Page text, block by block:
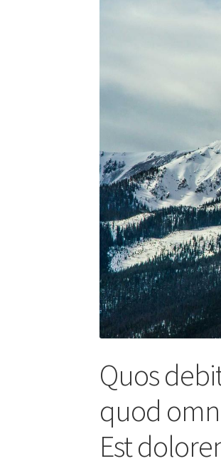
Quos
quod
Est